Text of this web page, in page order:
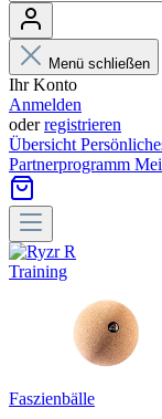
Menü schließen
Ihr Konto
Anmelden
oderregistrieren
Übersicht
Partnerprogramm
Training
Faszienbälle